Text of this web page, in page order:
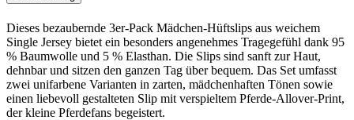
Dieses bezaubernde 3er-Pack Mädchen-Hüftslips aus weichem
Single Jersey bietet ein besonders angenehmes Tragegefühl dank 95
% Baumwolle und 5 % Elasthan. Die Slips sind sanft zur Haut,
dehnbar und sitzen den ganzen Tag über bequem. Das Set umfasst
zwei unifarbene Varianten in zarten, mädchenhaften Tönen sowie
einen liebevoll gestalteten Slip mit verspieltem Pferde-Allover-Print,
der kleine Pferdefans begeistert.